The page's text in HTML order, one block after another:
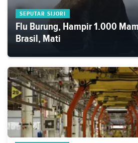
SEPUTAR SIJORI
Flu Burung, Hampir 1.000
Brasil, Mati